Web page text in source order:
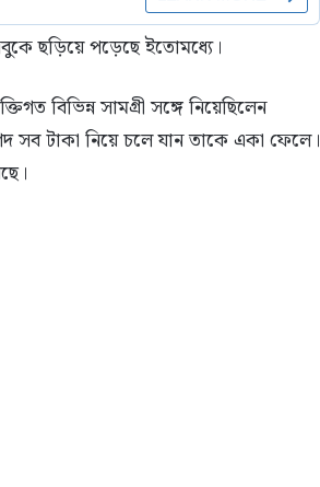
ছড়িয়ে পড়েছে ইতোমধ্যে।
বিভিন্ন সামগ্রী সঙ্গে নিয়েছিলেন
সব টাকা নিয়ে চলে যান তাকে একা ফেলে।